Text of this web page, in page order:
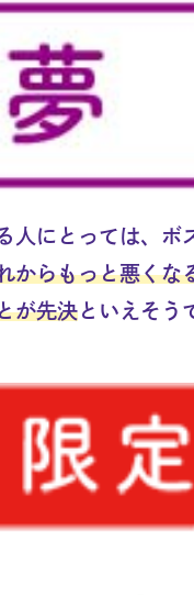
にとっては、ボ
からもっと悪くな
が先決といえそう